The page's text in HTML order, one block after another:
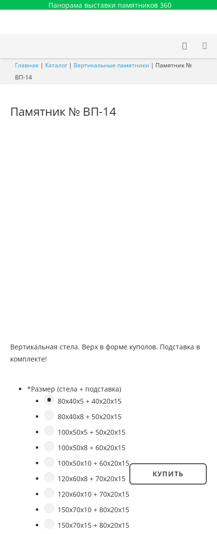
Панорама выставки памятников 360
Главная | Каталог | Вертикальные памятники | Памятник №
ВП-14
Памятник № ВП-14
Вертикальная стела. Верх в форме куполов. Подставка в
комплекте!
*Размер (стела + подставка)
80х40х5 + 40х20х15
80х40х8 + 50х20х15
100х50х5 + 50х20х15
100х50х8 + 60х20х15
100х50х10 + 60х20х15
120х60х8 + 70х20х15
120х60х10 + 70х20х15
150х70х10 + 80х20х15
150х70х15 + 80х20х15
Количество
КУПИТЬ